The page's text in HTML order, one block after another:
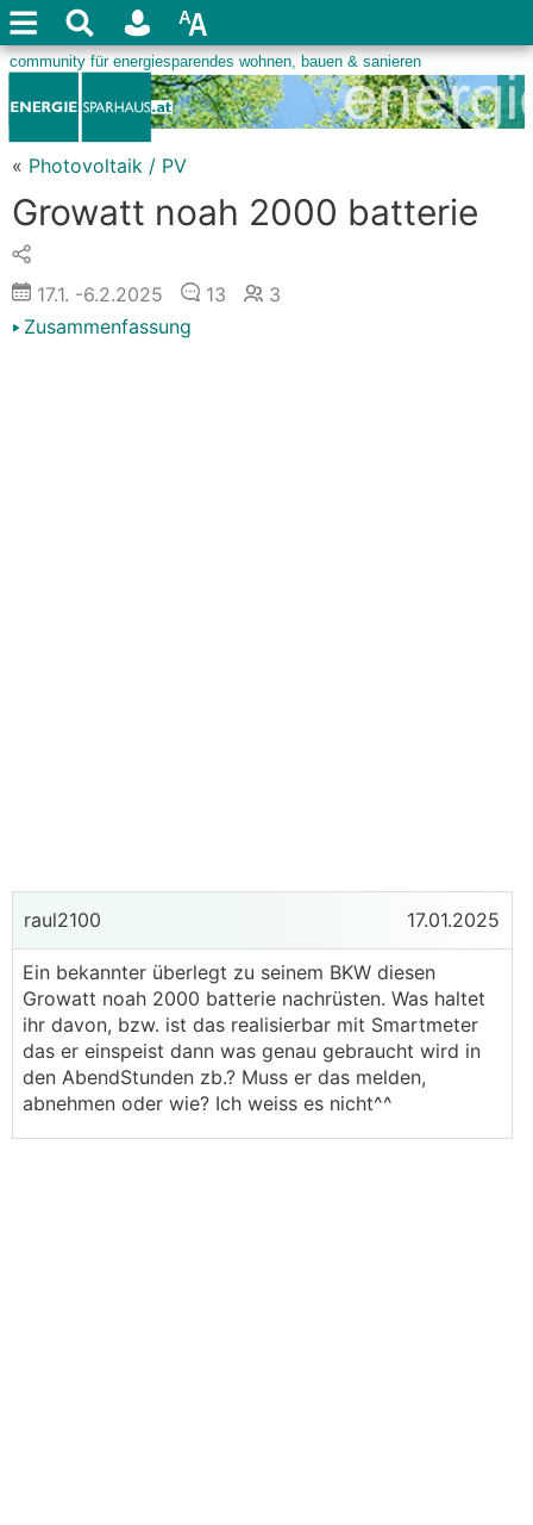
« Photovoltaik / PV
Growatt noah 2000 batterie
17.1. -6.2.2025 13
3
Zusammenfassung
raul2100 17.01.2025
Ein bekannter überlegt zu seinem BKW diesen
Growatt noah 2000 batterie nachrüsten. Was haltet
ihr davon, bzw. ist das realisierbar mit Smartmeter
das er einspeist dann was genau gebraucht wird in
den AbendStunden zb.? Muss er das melden,
abnehmen oder wie? Ich weiss es nicht^^